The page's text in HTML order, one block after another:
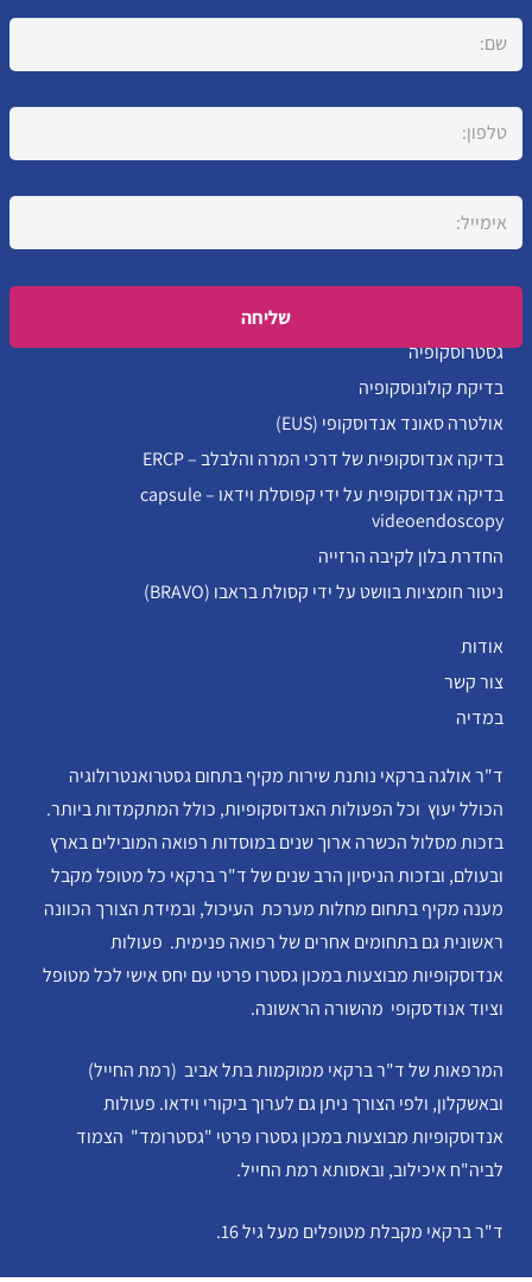
Please leave this field empty.
גסטרוסקופיה
בדיקת קולונוסקופיה
אולטרה סאונד אנדוסקופי (EUS)
בדיקה אנדוסקופית של דרכי המרה והלבלב – ERCP
בדיקה אנדוסקופית על ידי קפוסלת וידאו – capsule
videoendoscopy
החדרת בלון לקיבה הרזייה
ניטור חומציות בוושט על ידי קסולת בראבו (BRAVO)
אודות
צור קשר
במדיה
ד"ר אולגה ברקאי נותנת שירות מקיף בתחום גסטרואנטרולוגיה
הכולל יעוץ וכל הפעולות האנדוסקופיות, כולל המתקמדות ביותר.
בזכות מסלול הכשרה ארוך שנים במוסדות רפואה המובילים בארץ
ובעולם, ובזכות הניסיון הרב שנים של ד"ר ברקאי כל מטופל מקבל
מענה מקיף בתחום מחלות מערכת העיכול, ובמידת הצורך הכוונה
ראשונית גם בתחומים אחרים של רפואה פנימית. פעולות
אנדוסקופיות מבוצעות במכון גסטרו פרטי עם יחס אישי לכל מטופל
וציוד אנודסקופי מהשורה הראשונה.
המרפאות של ד"ר ברקאי ממוקמות בתל אביב (רמת החייל)
ובאשקלון, ולפי הצורך ניתן גם לערוך ביקורי וידאו. פעולות
אנדוסקופיות מבוצעות במכון גסטרו פרטי "גסטרומד" הצמוד
לביה"ח איכילוב, ובאסותא רמת החייל.
ד"ר ברקאי מקבלת מטופלים מעל גיל 16.